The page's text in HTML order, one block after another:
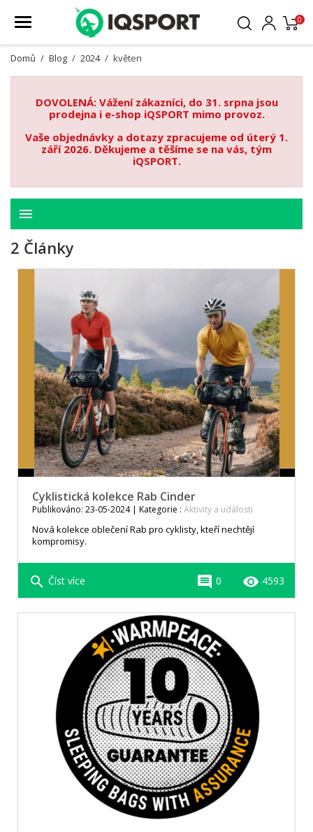
0
Domů Blog 2024 květen
DOVOLENÁ: Vážení zákazníci, do 31. srpna jsou
prodejna i e-shop iQSPORT mimo provoz.
Vaše objednávky a dotazy zpracujeme od úterý 1.
září 2026. Děkujeme a těšíme se na vás, tým
iQSPORT.
menu
2 Články
Cyklistická kolekce Rab Cinder
Publikováno: 23-05-2024 | Kategorie : Aktivity a události
Nová kolekce oblečení Rab pro cyklisty, kteří nechtějí
kompromisy.
search Číst více remove_red_eye 4593
comment 0